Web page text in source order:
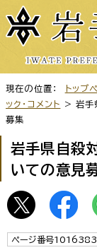
現在の位置： トップ
ック・コメント
> 岩手
募集
岩手県自殺
いての意見
ページ番号1016383